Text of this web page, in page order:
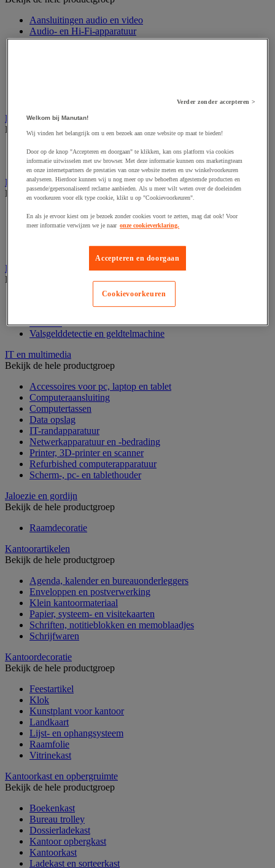
Aansluitingen audio en video
Audio- en Hi-Fi-apparatuur
Dynamisch en interactief weergavesysteem
Bewegwijzering en aanduidingsborden
Bekijk de hele productgroep
Deurnaambord
Pictogram
Folderrek en -houder
Bekijk de hele productgroep
Folderrek
Mobiel folderrek
Wandfolderhouder
Inname en beheer van geld
Bekijk de hele productgroep
Geldkist
Valsgelddetectie en geldtelmachine
IT en multimedia
Bekijk de hele productgroep
Accessoires voor pc, laptop en tablet
Computeraansluiting
Computertassen
Data opslag
IT-randapparatuur
Netwerkapparatuur en -bedrading
Printer, 3D-printer en scanner
Refurbished computerapparatuur
Scherm-, pc- en tablethouder
Jaloezie en gordijn
Bekijk de hele productgroep
Raamdecoratie
Kantoorartikelen
Bekijk de hele productgroep
Agenda, kalender en bureauonderleggers
Enveloppen en postverwerking
Klein kantoormateriaal
Papier, systeem- en visitekaarten
Schriften, notitieblokken en memoblaadjes
Schrijfwaren
Kantoordecoratie
Bekijk de hele productgroep
Feestartikel
Klok
Kunstplant voor kantoor
Landkaart
Lijst- en ophangsysteem
Raamfolie
Vitrinekast
Kantoorkast en opbergruimte
Bekijk de hele productgroep
Boekenkast
Bureau trolley
Dossierladekast
Kantoor opbergkast
Kantoorkast
Ladekast en sorteerkast
Verder zonder accepteren >
Welkom bij Manutan!
Wij vinden het belangrijk om u een bezoek aan onze website op maat te bieden!
Door op de knop "Accepteren en doorgaan" te klikken, kan ons platform via cookies
informatie uitwisselen met uw browser. Met deze informatie kunnen ons marketingteam
en onze internetpartners de prestaties van onze website meten en uw winkelvoorkeuren
analyseren. Hierdoor kunnen wij u nog meer op uw behoeften afgestemde producten en
passende/gepersonaliseerd reclame aanbieden. Als u meer wilt weten over de doeleinden
en voorkeuren voor elk type cookie, klikt u op "Cookievoorkeuren".
En als je ervoor kiest om je bezoek zonder cookies voort te zetten, mag dat ook! Voor
meer informatie verwijzen we je naar onze cookieverklaring.
Accepteren en doorgaan
Cookievoorkeuren